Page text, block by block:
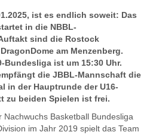
ist es endlich soweit: Das
in die NBBL-
sind die Rostock
am Menzenberg.
Bundesliga ist um 15:30 Uhr.
die JBBL-Mannschaft die
in der Hauptrunde der U16-
zu beiden Spielen ist frei.
Basketball Bundesliga
im Jahr 2019 spielt das Team